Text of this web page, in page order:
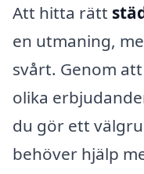
Att hitta rätt
en utmaning,
svårt. Genom
olika
du gör ett
behöver hjälp